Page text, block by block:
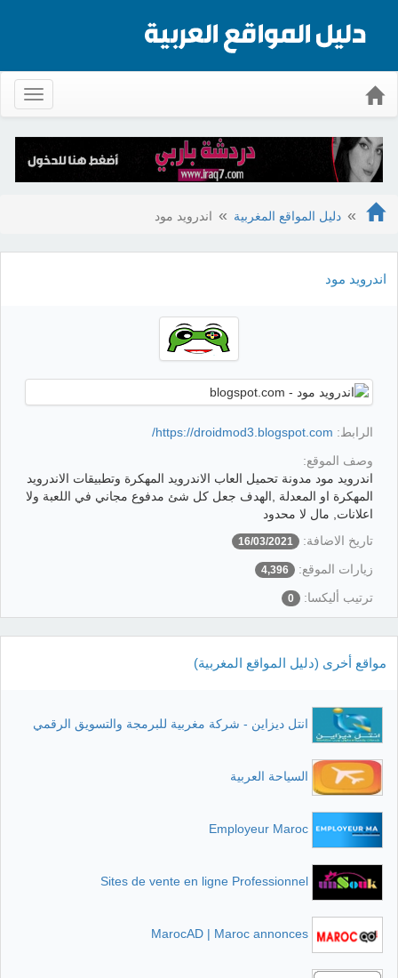
دليل المواقع المغربية اندرويد مود
اندرويد مود
الرابط: https://droidmod3.blogspot.com/
وصف الموقع:
اندرويد مود مدونة تحميل العاب الاندرويد المهكرة وتطبيقات الاندرويد
المهكرة او المعدلة ,الهدف جعل كل شئ مدفوع مجاني في اللعبة ولا
اعلانات, مال لا محدود
تاريخ الاضافة:
16/03/2021
زيارات الموقع: 4,396
ترتيب أليكسا: 0
مواقع أخرى (دليل المواقع المغربية)
انتل ديزاين - شركة مغربية للبرمجة والتسويق الرقمي
السياحة العربية
Employeur Maroc
Sites de vente en ligne Professionnel
MarocAD | Maroc annonces